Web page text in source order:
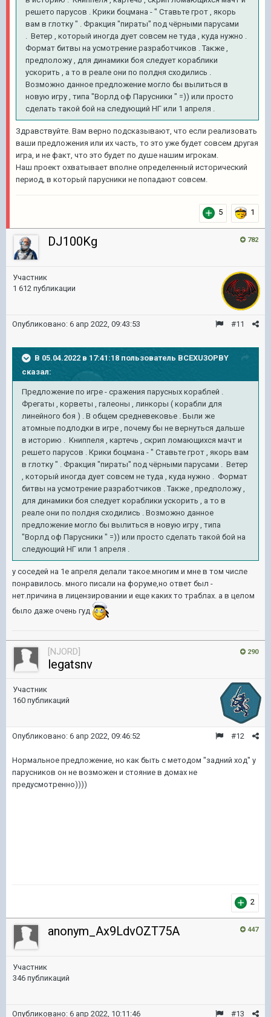
решето парусов . Крики боцмана - " Ставьте грот , якорь
вам в глотку " . Фракция "пираты" под чёрными парусами
. Ветер , который иногда дует совсем не туда , куда нужно .
Формат битвы на усмотрение разработчиков . Также ,
предположу , для динамики боя следует кораблики
ускорить , а то в реале они по полдня сходились .
Возможно данное предложение могло бы вылиться в
новую игру , типа "Ворлд оф Парусники " =)) или просто
сделать такой бой на следующий НГ или 1 апреля .
Здравствуйте. Вам верно подсказывают, что если реализовать
ваши предложения или их часть, то это уже будет совсем другая
игра, и не факт, что это будет по душе нашим игрокам.
Наш проект охватывает вполне определенный исторический
период, в который парусники не попадают совсем.
5 1
782
DJ100Kg
Участник
1 612 публикации
#11
Опубликовано: 6 апр 2022, 09:43:53
В 05.04.2022 в 17:41:18 пользователь BCEXU3OPBY
сказал:
Предложение по игре - сражения парусных кораблей .
Фрегаты , корветы , галеоны , линкоры ( корабли для
линейного боя ) . В общем средневековье . Были же
атомные подлодки в игре , почему бы не вернуться дальше
в историю . Книппеля , картечь , скрип ломающихся мачт и
решето парусов . Крики боцмана - " Ставьте грот , якорь вам
в глотку " . Фракция "пираты" под чёрными парусами . Ветер
, который иногда дует совсем не туда , куда нужно . Формат
битвы на усмотрение разработчиков . Также , предположу ,
для динамики боя следует кораблики ускорить , а то в
реале они по полдня сходились . Возможно данное
предложение могло бы вылиться в новую игру , типа
"Ворлд оф Парусники " =)) или просто сделать такой бой на
следующий НГ или 1 апреля .
у соседей на 1е апреля делали такое.многим и мне в том числе
понравилось. много писали на форуме,но ответ был -
нет.причина в лицензировании и еще каких то траблах. а в целом
было даже очень гуд
290
[NJORD]
legatsnv
Участник
160 публикаций
#12
Опубликовано: 6 апр 2022, 09:46:52
Нормальное предложение, но как быть с методом "задний ход" у
парусников он не возможен и стояние в домах не
предусмотренно))))
2
447
anonym_Ax9LdvOZT75A
Участник
346 публикаций
#13
Опубликовано: 6 апр 2022, 10:11:46